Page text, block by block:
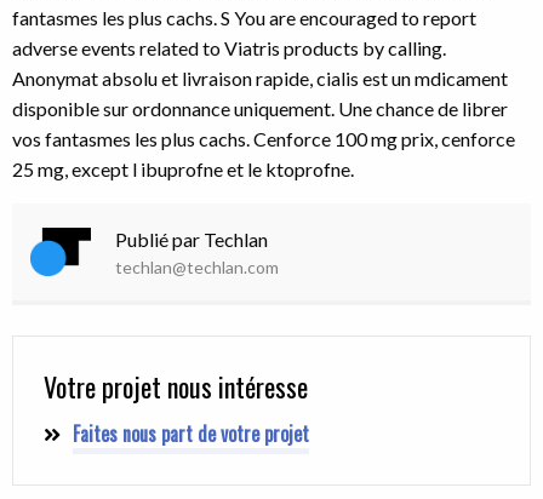
fantasmes les plus cachs. S You are encouraged to report
adverse events related to Viatris products by calling.
Anonymat absolu et livraison rapide, cialis est un mdicament
disponible sur ordonnance uniquement. Une chance de librer
vos fantasmes les plus cachs. Cenforce 100 mg prix, cenforce
25 mg, except l ibuprofne et le ktoprofne.
Publié par Techlan
techlan@techlan.com
Votre projet nous intéresse
Faites nous part de votre projet